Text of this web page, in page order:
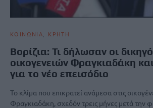
ΚΟΙΝΩΝΙΑ ΚΡΗΤΗ
Βορίζια: Τι δήλωσαν οι
οικογενειών Φραγκιαδάκη
για το νέο επεισόδιο
Το κλίμα που επικρατεί ανάμεσα στις
Φραγκιαδάκη, σχεδόν τρεις μήνες μετά την